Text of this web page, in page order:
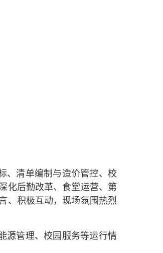
、清单编制与造价管控、校
化后勤改革、食堂运营、第
、积极互动，现场氛围热烈
源管理、校园服务等运行情